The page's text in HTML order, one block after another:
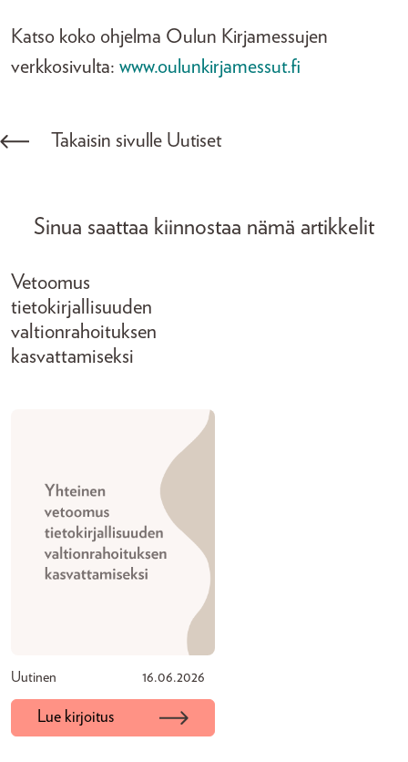
Katso koko ohjelma Oulun Kirjamessujen
verkkosivulta: www.oulunkirjamessut.fi
Takaisin sivulle Uutiset
Sinua saattaa kiinnostaa nämä artikkelit
Vetoomus
tietokirjallisuuden
valtionrahoituksen
kasvattamiseksi
Uutinen 16.06.2026
Lue kirjoitus